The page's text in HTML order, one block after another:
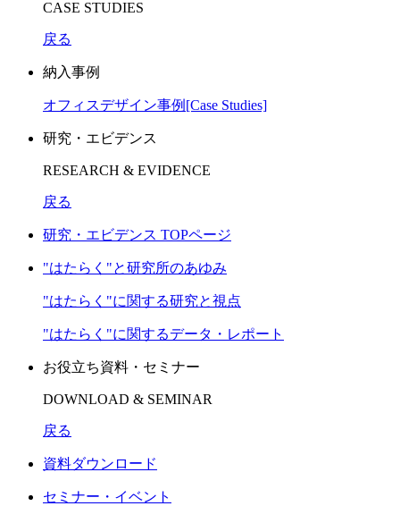
CASE STUDIES
戻る
納入事例
オフィスデザイン事例[Case Studies]
研究・エビデンス
RESEARCH & EVIDENCE
戻る
研究・エビデンス TOPページ
"はたらく"と研究所のあゆみ
"はたらく"に関する研究と視点
"はたらく"に関するデータ・レポート
お役立ち資料・セミナー
DOWNLOAD & SEMINAR
戻る
資料ダウンロード
セミナー・イベント